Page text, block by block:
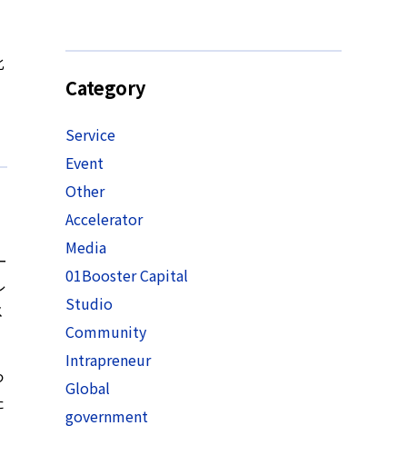
Category
Service
Event
Other
Accelerator
Media
01Booster Capital
Studio
Community
Intrapreneur
Global
government